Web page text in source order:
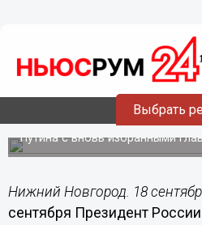
Выбрать
Вклад губернаторов
общенациональных
решающим, - Путин
Глеб Никитин принял участие
Путина с вновь избранными
Нижний Новгород. 18
сентября Президент